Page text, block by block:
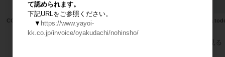
CGパース製作サービス casa
すべてのおすすめ商品を見る
て認められます。
下記URLをご参照ください。
▼ https://www.yayoi-
kk.co.jp/invoice/oyakudachi/nohinsho/